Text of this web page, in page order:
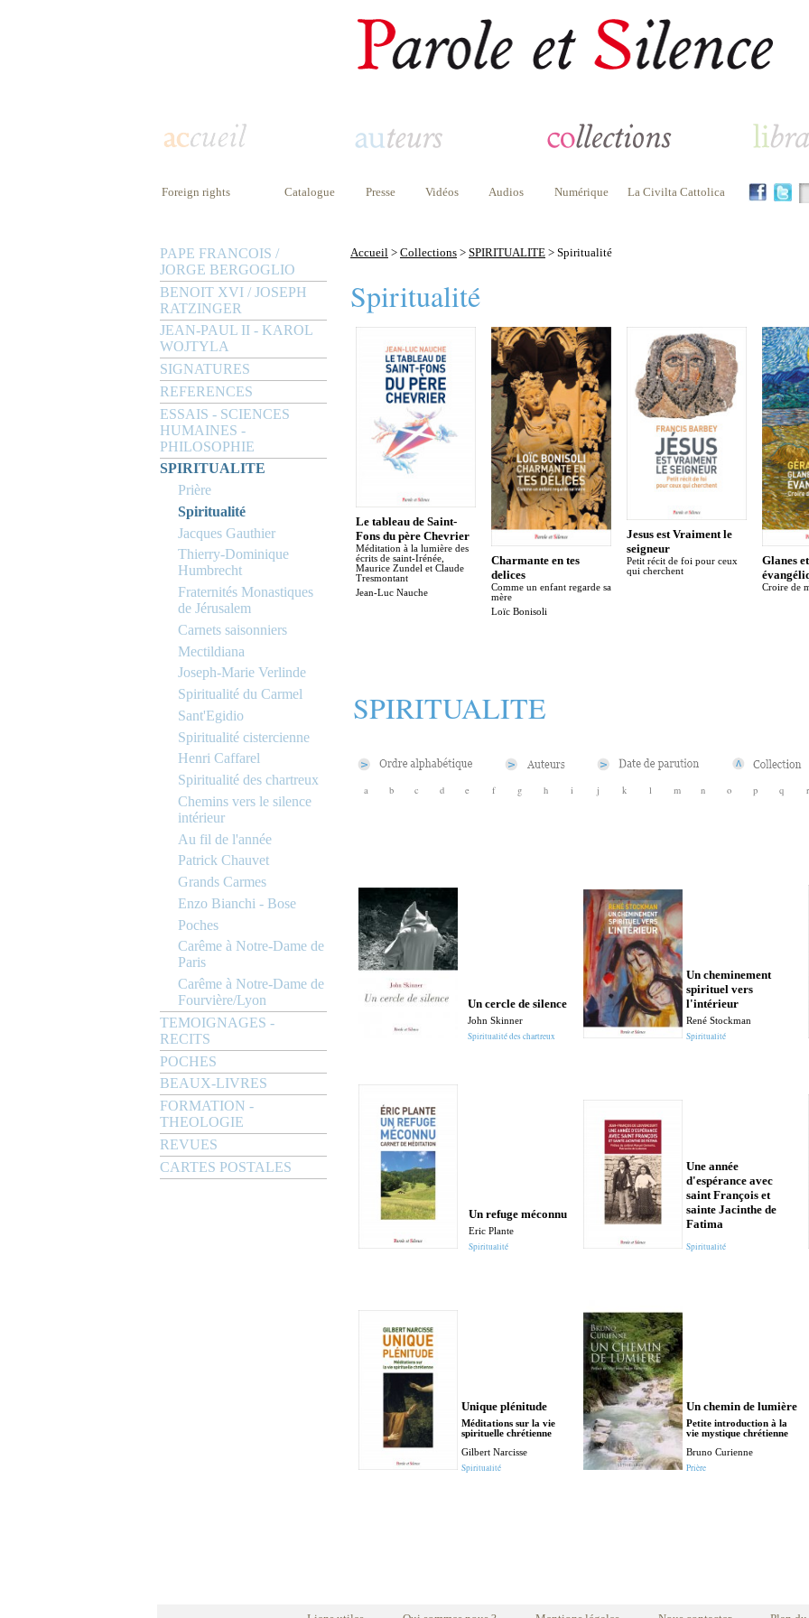
Foreign rights Catalogue Presse Vidéos Audios Numérique La Civilta Cattolica
PAPE FRANCOIS /
JORGE BERGOGLIO
BENOIT XVI / JOSEPH
RATZINGER
JEAN-PAUL II - KAROL
WOJTYLA
SIGNATURES
REFERENCES
ESSAIS - SCIENCES
HUMAINES -
PHILOSOPHIE
SPIRITUALITE
Prière
Spiritualité
Jacques Gauthier
Thierry-Dominique
Humbrecht
Fraternités Monastiques
de Jérusalem
Carnets saisonniers
Mectildiana
Joseph-Marie Verlinde
Spiritualité du Carmel
Sant'Egidio
Spiritualité cistercienne
Henri Caffarel
Spiritualité des chartreux
Chemins vers le silence
intérieur
Au fil de l'année
Patrick Chauvet
Grands Carmes
Enzo Bianchi - Bose
Poches
Carême à Notre-Dame de
Paris
Carême à Notre-Dame de
Fourvière/Lyon
TEMOIGNAGES -
RECITS
POCHES
BEAUX-LIVRES
FORMATION -
THEOLOGIE
REVUES
CARTES POSTALES
Accueil > Collections > SPIRITUALITE > Spiritualité
Spiritualité
Le tableau de Saint-
Fons du père Chevrier
Méditation à la lumière des
écrits de saint-Irénée,
Maurice Zundel et Claude
Tresmontant
Jean-Luc Nauche
Charmante en tes
delices
Comme un enfant regarde sa
mère
Loïc Bonisoli
Jesus est Vraiment le
seigneur
Petit récit de foi pour ceux
qui cherchent
Glanes
Croire de
SPIRITUALITE
a b c d e f g h i j k l m n o p q r
Un cercle de silence
John Skinner
Spiritualité des chartreux
Un cheminement
spirituel vers
l'intérieur
René Stockman
Spiritualité
Un refuge méconnu
Eric Plante
Spiritualité
Une année
d'espérance avec
saint François et
sainte Jacinthe de
Fatima
Spiritualité
Unique plénitude
Méditations sur la vie
spirituelle chrétienne
Gilbert Narcisse
Spiritualité
Un chemin de lumière
Petite introduction à la
vie mystique chrétienne
Bruno Curienne
Prière